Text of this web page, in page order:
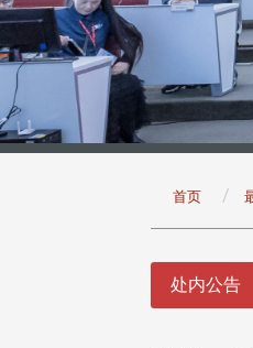
首页
处内公告